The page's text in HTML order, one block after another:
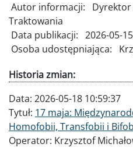
Autor informacji:
Dyrektor
Traktowania
Data publikacji: 2026-05-
Osoba udostępniająca:
Historia zmian:
Data: 2026-05-18 10:59:37
Tytuł: 17 maja:
Homofobii, Transfobii i
Operator: Krzysztof